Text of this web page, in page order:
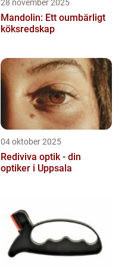
28 november 2025
Mandolin: Ett oumbärligt
köksredskap
04 oktober 2025
Rediviva optik - din
optiker i Uppsala